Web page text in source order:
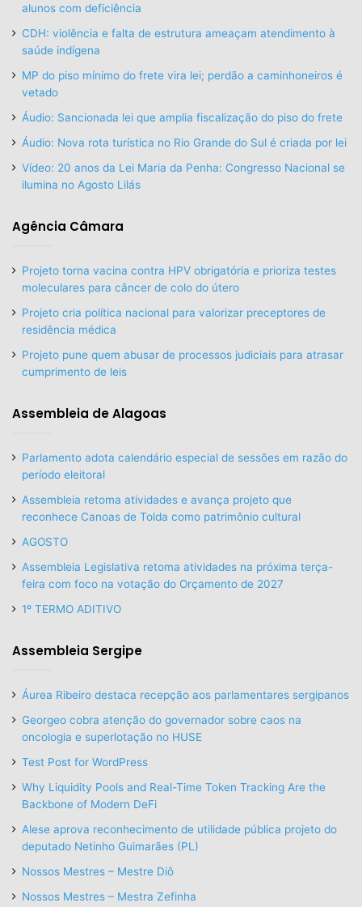
alunos com deficiência
CDH: violência e falta de estrutura ameaçam atendimento à
saúde indígena
MP do piso mínimo do frete vira lei; perdão a caminhoneiros é
vetado
Áudio: Sancionada lei que amplia fiscalização do piso do frete
Áudio: Nova rota turística no Rio Grande do Sul é criada por lei
Vídeo: 20 anos da Lei Maria da Penha: Congresso Nacional se
ilumina no Agosto Lilás
Agência Câmara
Projeto torna vacina contra HPV obrigatória e prioriza testes
moleculares para câncer de colo do útero
Projeto cria política nacional para valorizar preceptores de
residência médica
Projeto pune quem abusar de processos judiciais para atrasar
cumprimento de leis
Assembleia de Alagoas
Parlamento adota calendário especial de sessões em razão do
período eleitoral
Assembleia retoma atividades e avança projeto que
reconhece Canoas de Tolda como patrimônio cultural
AGOSTO
Assembleia Legislativa retoma atividades na próxima terça-
feira com foco na votação do Orçamento de 2027
1º TERMO ADITIVO
Assembleia Sergipe
Áurea Ribeiro destaca recepção aos parlamentares sergipanos
Georgeo cobra atenção do governador sobre caos na
oncologia e superlotação no HUSE
Test Post for WordPress
Why Liquidity Pools and Real-Time Token Tracking Are the
Backbone of Modern DeFi
Alese aprova reconhecimento de utilidade pública projeto do
deputado Netinho Guimarães (PL)
Nossos Mestres – Mestre Diô
Nossos Mestres – Mestra Zefinha